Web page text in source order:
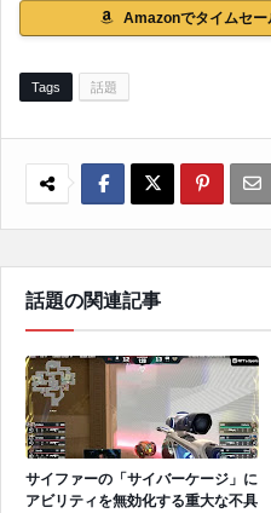
Amazonでタイムセー
Tags 話題
話題の関連記事
サイファーの「サイバーケージ」に
アビリティを無効化する重大な不具